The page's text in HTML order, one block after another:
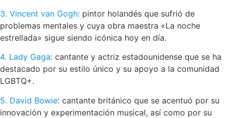
3. Vincent van Gogh: pintor holandés que sufrió de
problemas mentales y cuya obra maestra «La noche
estrellada» sigue siendo icónica hoy en día.
4. Lady Gaga: cantante y actriz estadounidense que se ha
destacado por su estilo único y su apoyo a la comunidad
LGBTQ+.
5. David Bowie: cantante británico que se acentuó por su
innovación y experimentación musical, así como por su